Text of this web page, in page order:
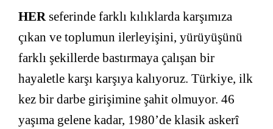
HER seferinde farklı kılıklarda karşımıza
çıkan ve toplumun ilerleyişini, yürüyüşünü
farklı şekillerde bastırmaya çalışan bir
hayaletle karşı karşıya kalıyoruz. Türkiye, ilk
kez bir darbe girişimine şahit olmuyor. 46
yaşıma gelene kadar, 1980’de klasik askerî